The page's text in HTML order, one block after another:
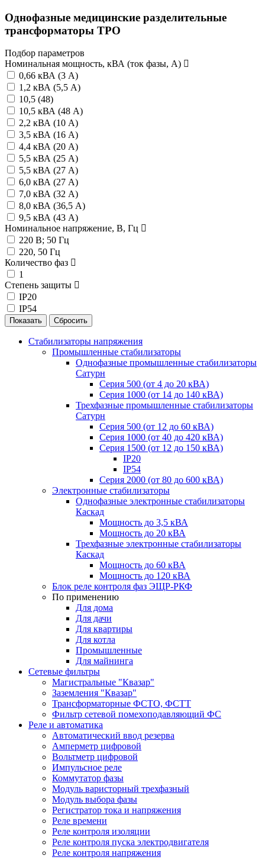
Однофазные медицинские разделительные
трансформаторы ТРО
Подбор параметров
Номинальная мощность, кВА (ток фазы, А)
0,66 кВА (3 А)
1,2 кВА (5,5 А)
10,5 (48)
10,5 кВА (48 А)
2,2 кВА (10 А)
3,5 кВА (16 А)
4,4 кВА (20 А)
5,5 кВА (25 А)
5,5 кВА (27 А)
6,0 кВА (27 А)
7,0 кВА (32 А)
8,0 кВА (36,5 А)
9,5 кВА (43 А)
Номинальное напряжение, В, Гц
220 В; 50 Гц
220, 50 Гц
Количество фаз
1
Степень защиты
IP20
IP54
Стабилизаторы напряжения
Промышленные стабилизаторы
Однофазные промышленные стабилизаторы
Сатурн
Серия 500 (от 4 до 20 кВА)
Серия 1000 (от 14 до 140 кВА)
Трехфазные промышленные стабилизаторы
Сатурн
Cерия 500 (от 12 до 60 кВА)
Серия 1000 (от 40 до 420 кВА)
Серия 1500 (от 12 до 150 кВА)
IP20
IP54
Серия 2000 (от 80 до 600 кВА)
Электронные стабилизаторы
Однофазные электронные стабилизаторы
Каскад
Мощность до 3,5 кВА
Мощность до 20 кВА
Трехфазные электронные стабилизаторы
Каскад
Мощность до 60 кВА
Мощность до 120 кВА
Блок реле контроля фаз ЭЩР-РКФ
По применению
Для дома
Для дачи
Для квартиры
Для котла
Промышленные
Для майнинга
Сетевые фильтры
Магистральные "Квазар"
Заземления "Квазар"
Трансформаторные ФСТО, ФСТТ
Фильтр сетевой помехоподавляющий ФС
Реле и автоматика
Автоматический ввод резерва
Амперметр цифровой
Вольтметр цифровой
Импульсное реле
Коммутатор фазы
Модуль варисторный трехфазный
Модуль выбора фазы
Регистратор тока и напряжения
Реле времени
Реле контроля изоляции
Реле контроля пуска электродвигателя
Реле контроля напряжения